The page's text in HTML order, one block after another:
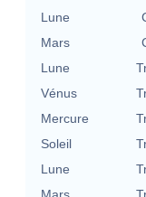
Lune
Mars
Lune
Vénus
Mercure
Soleil
Lune
Mars